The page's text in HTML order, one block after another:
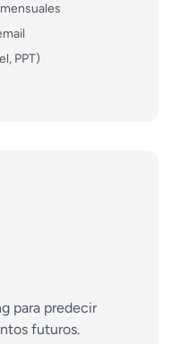
PPT)
para predecir
futuros.